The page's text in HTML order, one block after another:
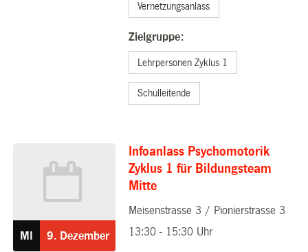
Vernetzungsanlass
Zielgruppe:
Lehrpersonen Zyklus 1
Schulleitende
MI 9. Dezember
Infoanlass Psychomotorik
Zyklus 1 für Bildungsteam
Mitte
Meisenstrasse 3 / Pionierstrasse 3
13:30 - 15:30 Uhr